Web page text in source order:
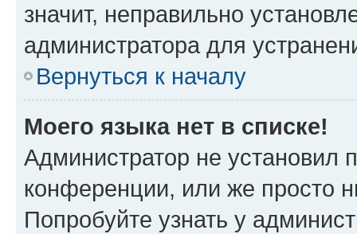
значит, неправильно
администратора для
Вернуться к началу
Моего языка нет в списке!
Администратор не установил
конференции, или же просто
Попробуйте узнать у